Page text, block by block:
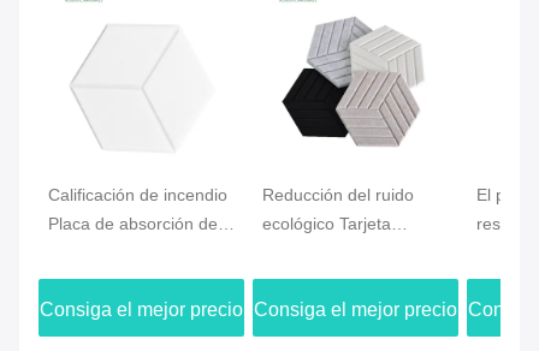
Calificación de incendio
Placa de absorción de
poliéster 9 mm 12 mm
24 mm espesor
Consiga el mejor precio
Reducción del ruido
ecológico Tarjeta
poliéster con acabado
3D decorativo
Consiga el mejor precio
El
paneles